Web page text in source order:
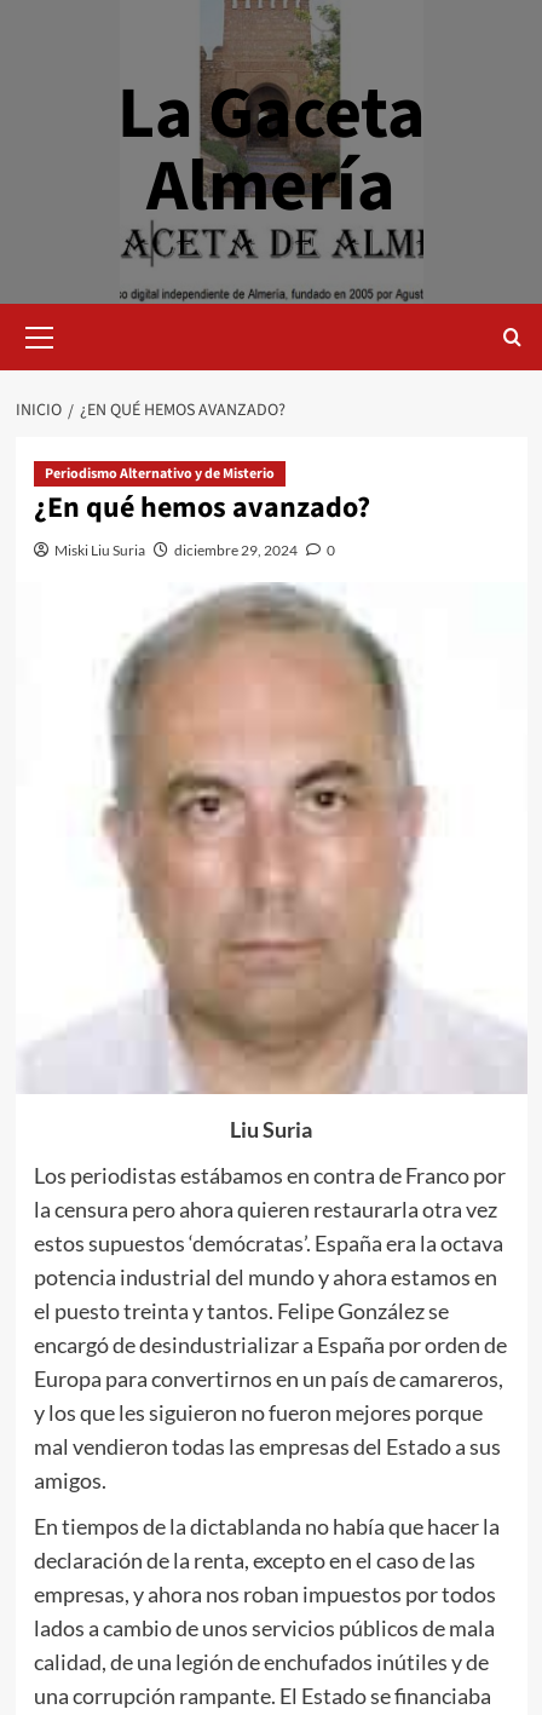
La Gaceta
Almería
primario
INICIO ¿EN QUÉ HEMOS AVANZADO?
Periodismo Alternativo y de Misterio
¿En qué hemos avanzado?
Miski Liu Suria diciembre 29, 2024 0
Liu Suria
Los periodistas estábamos en contra de Franco por
la censura pero ahora quieren restaurarla otra vez
estos supuestos ‘demócratas’. España era la octava
potencia industrial del mundo y ahora estamos en
el puesto treinta y tantos. Felipe González se
encargó de desindustrializar a España por orden de
Europa para convertirnos en un país de camareros,
y los que les siguieron no fueron mejores porque
mal vendieron todas las empresas del Estado a sus
amigos.
En tiempos de la dictablanda no había que hacer la
declaración de la renta, excepto en el caso de las
empresas, y ahora nos roban impuestos por todos
lados a cambio de unos servicios públicos de mala
calidad, de una legión de enchufados inútiles y de
una corrupción rampante. El Estado se financiaba